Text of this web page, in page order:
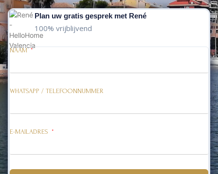
Plan uw gratis gesprek met René
100% vrijblijvend
NAAM
WHATSAPP / TELEFOONNUMMER
E-MAILADRES